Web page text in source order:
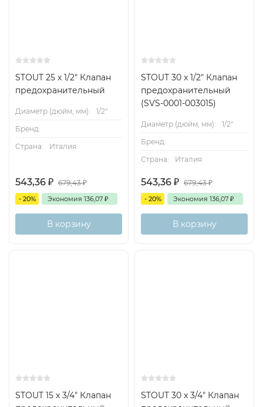
STOUT 25 x 1/2" Клапан
предохранительный
Диаметр (дюйм, мм):
1/2"
Бренд:
Страна:
Италия
543,36 ₽ 679,43₽
- 20% Экономия 136,07 ₽
В корзину
STOUT 30 x 1/2" Клапан
предохранительный
(SVS-0001-003015)
Диаметр (дюйм, мм):
1/2"
Бренд:
Страна:
Италия
543,36 ₽ 679,43₽
- 20% Экономия 136,07 ₽
В корзину
STOUT 15 x 3/4" Клапан
STOUT 30 x 3/4" Клапан